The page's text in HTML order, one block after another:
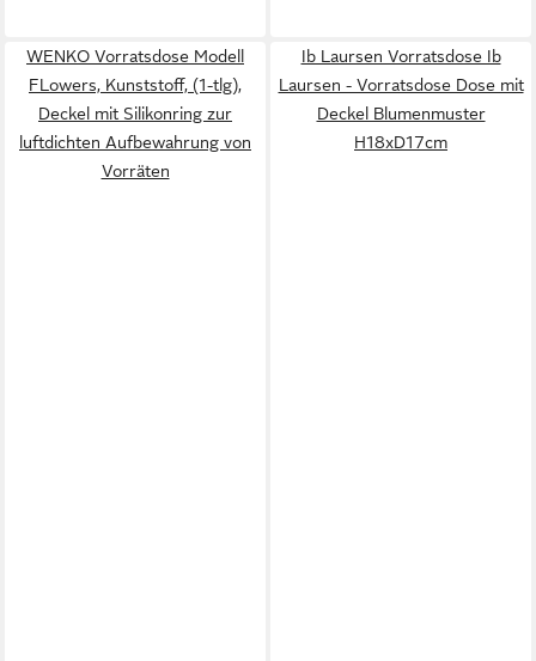
WENKO Vorratsdose Modell
FLowers, Kunststoff, (1-tlg),
Deckel mit Silikonring zur
luftdichten Aufbewahrung von
Vorräten
Ib Laursen Vorratsdose Ib
Laursen - Vorratsdose Dose mit
Deckel Blumenmuster
H18xD17cm